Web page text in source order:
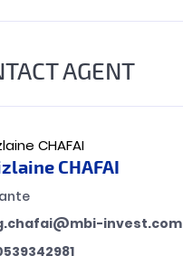
AGENT
CHAFAI
invest.com